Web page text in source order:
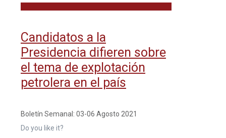
Candidatos a la
Presidencia difieren sobre
el tema de explotación
petrolera en el país
Boletín Semanal: 03-06 Agosto 2021
Do you like it?